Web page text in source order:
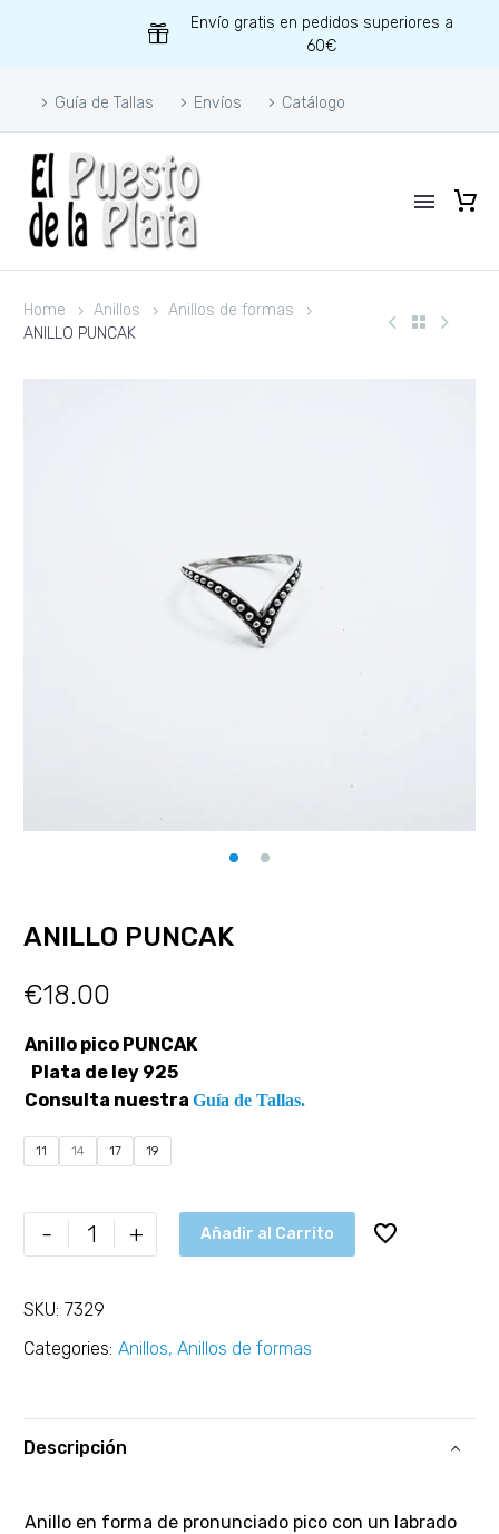
Envío gratis en pedidos superiores a
60€
Guía de Tallas Envíos Catálogo
Home Anillos
Anillos de formas
ANILLO PUNCAK
ANILLO PUNCAK
€18.00
Anillo pico PUNCAK
Plata de ley 925
Consulta nuestraGuía de Tallas.
11 14 17 19
- + Añadir al Carrito
SKU: 7329
Categories: Anillos, Anillos de formas
Descripción
Anillo en forma de pronunciado pico con un labrado